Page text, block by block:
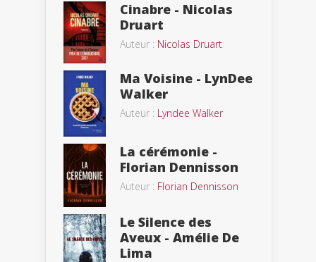
Cinabre - Nicolas
Druart
Auteur : Nicolas Druart
Ma Voisine - LynDee
Walker
Auteur : Lyndee Walker
La cérémonie -
Florian Dennisson
Auteur : Florian Dennisson
Le Silence des
Aveux - Amélie De
Lima